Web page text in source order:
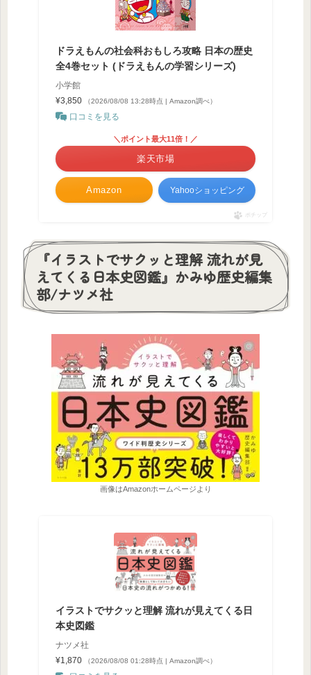
ドラえもんの社会科おもしろ攻略 日本の歴史
全4巻セット (ドラえもんの学習シリーズ)
小学館
¥3,850
（2026/08/08 13:28時点 | Amazon調べ）
口コミを見る
Amazon
＼ポイント最大11倍！／
楽天市場
Yahooショッピング
ポチップ
『イラストでサクッと理解 流れが見
えてくる日本史図鑑』かみゆ歴史編集
部/ナツメ社
画像はAmazonホームページより
イラストでサクッと理解 流れが見えてくる日
本史図鑑
ナツメ社
¥1,870
（2026/08/08 01:28時点 | Amazon調べ）